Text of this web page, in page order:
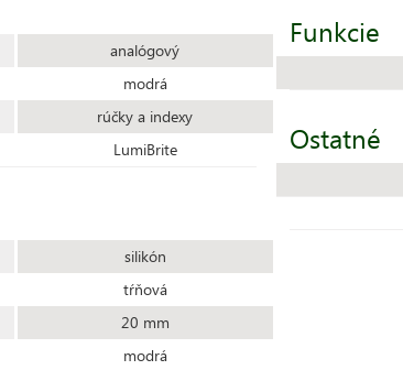
analógový
modrá
rúčky a indexy
LumiBrite
silikón
tŕňová
20 mm
modrá
Funkcie
Ostatné